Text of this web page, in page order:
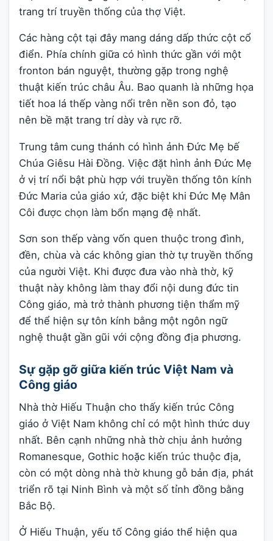
trang trí truyền thống của thợ Việt.
Các hàng cột tại đây mang dáng dấp thức cột cổ
điển. Phía chính giữa có hình thức gần với một
fronton bán nguyệt, thường gặp trong nghệ
thuật kiến trúc châu Âu. Bao quanh là những họa
tiết hoa lá thếp vàng nổi trên nền son đỏ, tạo
nên bề mặt trang trí dày và rực rỡ.
Trung tâm cung thánh có hình ảnh Đức Mẹ bế
Chúa Giêsu Hài Đồng. Việc đặt hình ảnh Đức Mẹ
ở vị trí nổi bật phù hợp với truyền thống tôn kính
Đức Maria của giáo xứ, đặc biệt khi Đức Mẹ Mân
Côi được chọn làm bổn mạng đệ nhất.
Sơn son thếp vàng vốn quen thuộc trong đình,
đền, chùa và các không gian thờ tự truyền thống
của người Việt. Khi được đưa vào nhà thờ, kỹ
thuật này không làm thay đổi nội dung đức tin
Công giáo, mà trở thành phương tiện thẩm mỹ
để thể hiện sự tôn kính bằng một ngôn ngữ
nghệ thuật gần gũi với cộng đồng địa phương.
Sự gặp gỡ giữa kiến trúc Việt Nam và
Công giáo
Nhà thờ Hiếu Thuận cho thấy kiến trúc Công
giáo ở Việt Nam không chỉ có một hình thức duy
nhất. Bên cạnh những nhà thờ chịu ảnh hưởng
Romanesque, Gothic hoặc kiến trúc thuộc địa,
còn có một dòng nhà thờ khung gỗ bản địa, phát
triển rõ tại Ninh Bình và một số tỉnh đồng bằng
Bắc Bộ.
Ở Hiếu Thuận, yếu tố Công giáo thể hiện qua